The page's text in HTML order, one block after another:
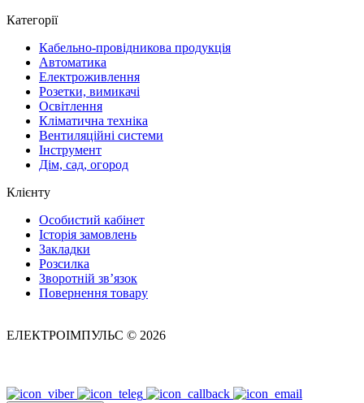
Категорії
Кабельно-провідникова продукція
Автоматика
Електроживлення
Розетки, вимикачі
Освітлення
Кліматична техніка
Вентиляційні системи
Інструмент
Дім, сад, огород
Клієнту
Особистий кабінет
Історія замовлень
Закладки
Розсилка
Зворотній зв’язок
Повернення товару
ЕЛЕКТРОІМПУЛЬС © 2026